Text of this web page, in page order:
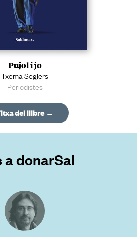
Pujol i jo
Txema Seglers
Periodistes
del llibre →
a donarSal